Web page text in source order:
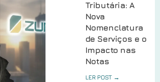
Tributária: A
Nova
Nomenclatura
de Serviços e o
Impacto nas
Notas
LER POST →